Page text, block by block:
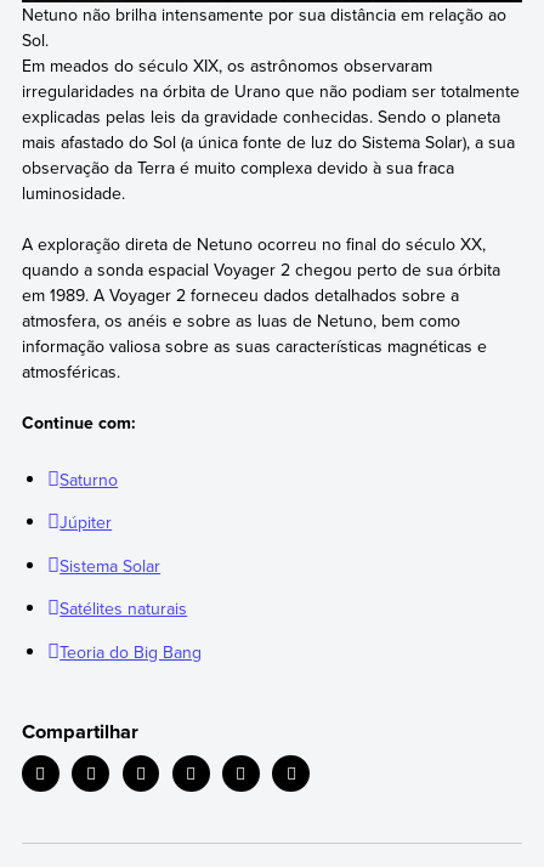
Netuno não brilha intensamente por sua distância em relação ao
Sol.
Em meados do século XIX, os astrônomos observaram
irregularidades na órbita de Urano que não podiam ser totalmente
explicadas pelas leis da gravidade conhecidas. Sendo o planeta
mais afastado do Sol (a única fonte de luz do Sistema Solar), a sua
observação da Terra é muito complexa devido à sua fraca
luminosidade.
A exploração direta de Netuno ocorreu no final do século XX,
quando a sonda espacial Voyager 2 chegou perto de sua órbita
em 1989. A Voyager 2 forneceu dados detalhados sobre a
atmosfera, os anéis e sobre as luas de Netuno, bem como
informação valiosa sobre as suas características magnéticas e
atmosféricas.
Continue com:
Saturno
Júpiter
Sistema Solar
Satélites naturais
Teoria do Big Bang
Compartilhar